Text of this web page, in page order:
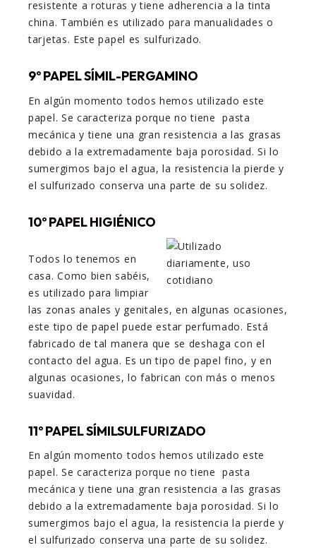
resistente a roturas y tiene adherencia a la tinta
china. También es utilizado para manualidades o
tarjetas. Este papel es sulfurizado.
9º PAPEL SÍMIL-PERGAMINO
En algún momento todos hemos utilizado este
papel. Se caracteriza porque no tienepasta
mecánica y tiene una gran resistencia a las grasas
debido a la extremadamente baja porosidad. Si lo
sumergimos bajo el agua, la resistencia la pierde y
el sulfurizado conserva una parte de su solidez.
10º PAPEL HIGIÉNICO
Todos lo tenemos en
casa. Como bien sabéis,
es utilizado para limpiar
las zonas anales y genitales, en algunas ocasiones,
este tipo de papel puede estar perfumado. Está
fabricado de tal manera que se deshaga con el
contacto del agua. Es un tipo de papel fino, y en
algunas ocasiones, lo fabrican con más o menos
suavidad.
11º PAPEL SÍMILSULFURIZADO
En algún momento todos hemos utilizado este
papel. Se caracteriza porque no tiene pasta
mecánica y tiene una gran resistencia a las grasas
debido a la extremadamente baja porosidad. Si lo
sumergimos bajo el agua, la resistencia la pierde y
el sulfurizado conserva una parte de su solidez.